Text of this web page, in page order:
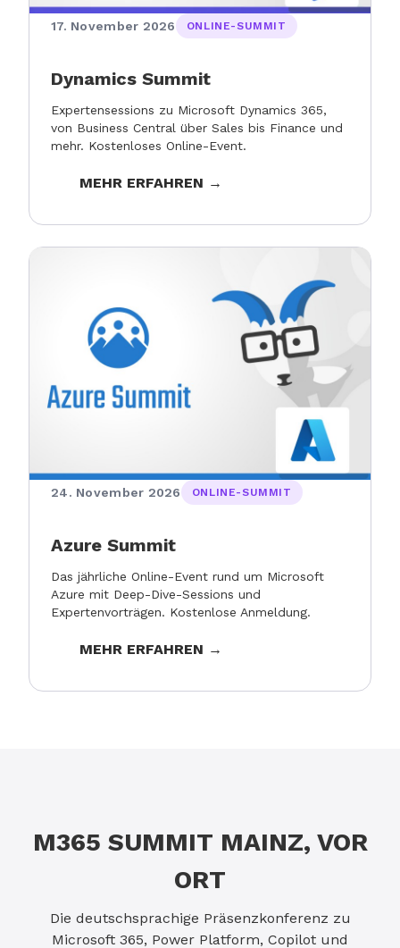
17. November 2026 ONLINE-SUMMIT
Dynamics Summit
Expertensessions zu Microsoft Dynamics 365,
von Business Central über Sales bis Finance und
mehr. Kostenloses Online-Event.
MEHR ERFAHREN →
24. November 2026 ONLINE-SUMMIT
Azure Summit
Das jährliche Online-Event rund um Microsoft
Azure mit Deep-Dive-Sessions und
Expertenvorträgen. Kostenlose Anmeldung.
MEHR ERFAHREN →
M365 SUMMIT MAINZ, VOR
ORT
Die deutschsprachige Präsenzkonferenz zu
Microsoft 365, Power Platform, Copilot und